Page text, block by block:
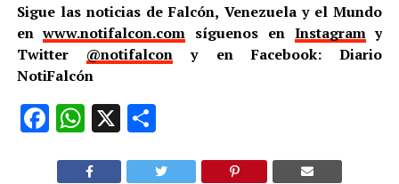
Sigue las noticias de Falcón, Venezuela y el Mundo
enwww.notifalcon.com síguenos en Instagramy
Twitter @notifalcon y en Facebook: Diario
NotiFalcón
Facebook
WhatsApp
X Compartir